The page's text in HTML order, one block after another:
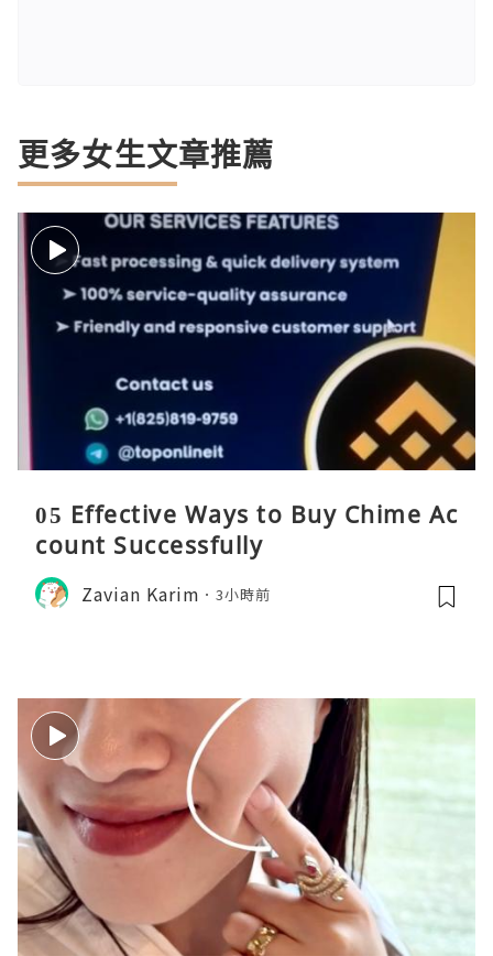
更多女生文章推薦
05 Effective Ways to Buy Chime Ac
count Successfully
Zavian Karim 3小時前